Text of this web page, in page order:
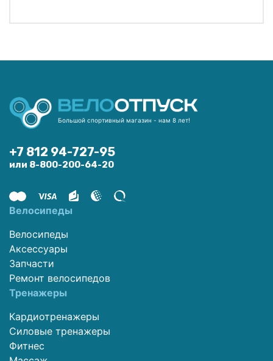
Большой спортивный магазин - нам 8 лет!
+7 812 94-727-95
или 8-800-200-64-20
Велосипеды
Велосипеды
Аксессуары
Запчасти
Ремонт велосипедов
Тренажеры
Кардиотренажеры
Силовые тренажеры
Фитнес